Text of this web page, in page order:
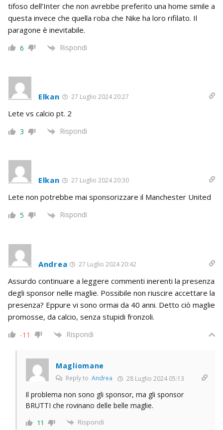
tifoso dell’Inter che non avrebbe preferito una home simile a
questa invece che quella roba che Nike ha loro rifilato. Il
paragone è inevitabile.
6 Rispondi
Elkan 27 Luglio 2024 20:27
Lete vs calcio pt. 2
3 Rispondi
Elkan 27 Luglio 2024 20:30
Lete non potrebbe mai sponsorizzare il Manchester United
5 Rispondi
Andrea 27 Luglio 2024 20:42
Assurdo continuare a leggere commenti inerenti la presenza
degli sponsor nelle maglie. Possibile non riuscire accettare la
presenza? Eppure vi sono ormai da 40 anni. Detto ciò maglie
promosse, da calcio, senza stupidi fronzoli.
-11 Rispondi
Magliomane
Reply to Andrea 28 Luglio 2024 05:13
Il problema non sono gli sponsor, ma gli sponsor
BRUTTI che rovinano delle belle maglie.
11 Rispondi